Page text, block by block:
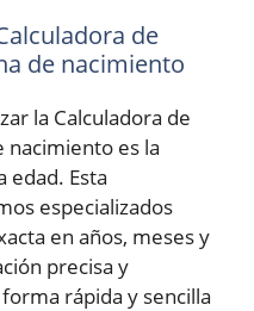
de
de nacimiento
la Calculadora de
nacimiento es la
edad. Esta
especializados
en años, meses y
precisa y
rápida y sencilla